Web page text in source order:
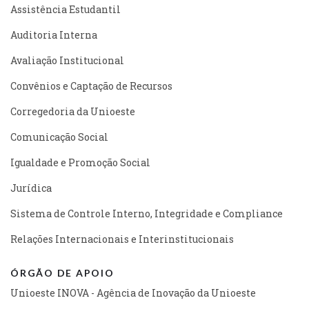
Assistência Estudantil
Auditoria Interna
Avaliação Institucional
Convênios e Captação de Recursos
Corregedoria da Unioeste
Comunicação Social
Igualdade e Promoção Social
Jurídica
Sistema de Controle Interno, Integridade e Compliance
Relações Internacionais e Interinstitucionais
ÓRGÃO DE APOIO
Unioeste INOVA - Agência de Inovação da Unioeste